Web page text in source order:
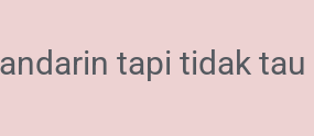
tapi tidak tau